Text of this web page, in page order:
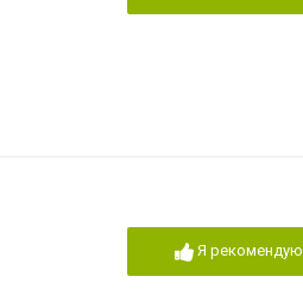
Я рекомендую